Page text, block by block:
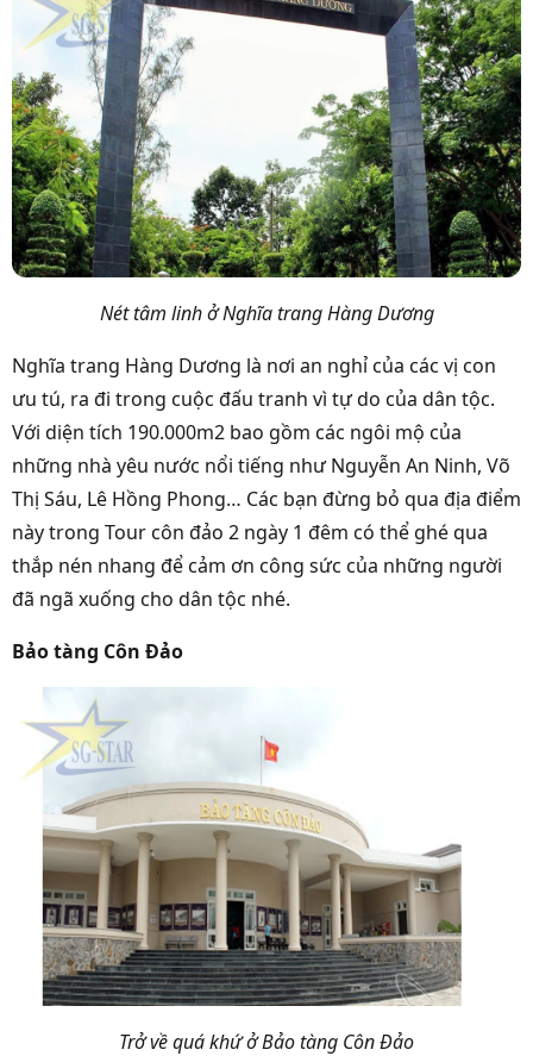
Nét tâm linh ở Nghĩa trang Hàng Dương
Nghĩa trang Hàng Dương là nơi an nghỉ của các vị con
ưu tú, ra đi trong cuộc đấu tranh vì tự do của dân tộc.
Với diện tích 190.000m2 bao gồm các ngôi mộ của
những nhà yêu nước nổi tiếng như Nguyễn An Ninh, Võ
Thị Sáu, Lê Hồng Phong… Các bạn đừng bỏ qua địa điểm
này trong Tour côn đảo 2 ngày 1 đêm có thể ghé qua
thắp nén nhang để cảm ơn công sức của những người
đã ngã xuống cho dân tộc nhé.
Bảo tàng Côn Đảo
Trở về quá khứ ở Bảo tàng Côn Đảo